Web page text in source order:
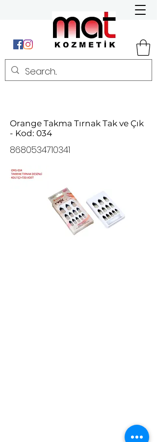
Orange Takma Tırnak Tak ve Çık
- Kod: 034
8680534710341